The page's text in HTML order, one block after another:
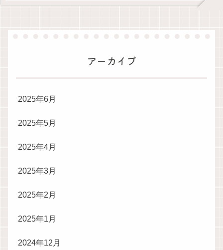
アーカイブ
2025年6月
2025年5月
2025年4月
2025年3月
2025年2月
2025年1月
2024年12月